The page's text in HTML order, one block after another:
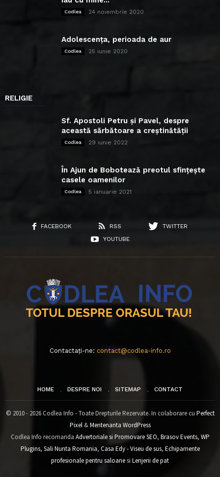
Codlea 24 noiembrie 2020
Adolescența, perioada de aur
Codlea 25 iunie 2020
RELIGIE
Sf. Apostoli Petru și Pavel, despre
această sărbătoare a creștinătății
Codlea 29 iunie 2022
În Ajun de Bobotează preotul sfințește
casele oamenilor
Codlea 5 ianuarie 2021
FACEBOOK RSS
TWITTER
YOUTUBE
Contactați-ne: contact@codlea-info.ro
HOME DESPRE NOI SITEMAP CONTACT
© 2010 - 2026 Codlea Info - Toate Drepturile Rezervate. In colaborare cu Perfect
Pixel&Mentenanta WordPress
Codlea Info recomanda Advertoriale si Promovare SEO, Brasov Events, WP
Plugins, Sali Nunta Romania, Casa Edy - Viseu de sus, Echipamente
profesionale pentru saloanesi Lenjerii de pat